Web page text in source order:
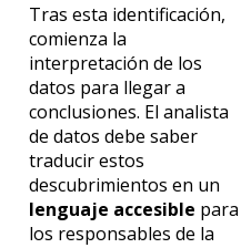
Tras esta identificación,
comienza la
interpretación de los
datos para llegar a
conclusiones. El analista
de datos debe saber
traducir estos
descubrimientos en un
lenguaje accesible para
los responsables de la